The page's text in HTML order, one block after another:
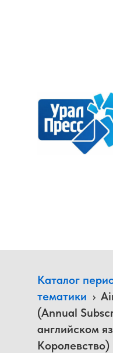
Каталог
тематики ›
(Annual
английском
Королевство)